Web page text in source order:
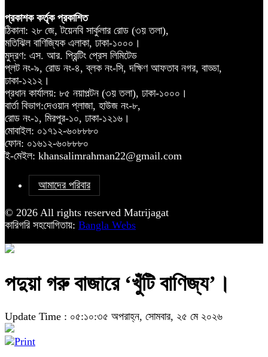
প্রকাশক কর্তৃক প্রকাশিত
ঠিকানা: ২৮ জে, টয়েনবি সার্কুলার রোড (৩য় তলা),
মতিঝিল বাণিজ্যিক এলাকা, ঢাকা-১০০০।
মুদ্রণ: এস. আর. প্রিন্টিং প্রেস লিমিটেড
প্লট নং-৯, রোড নং-৪, ব্লক নং-সি, দক্ষিণ আফতাব নগর, বাড্ডা,
ঢাকা-১২১২।
প্রধান কার্যালয়: ৮৫ নয়াপল্টন (৩য় তলা), ঢাকা-১০০০।
বার্তা বিভাগ:দেওয়ান প্লাজা, হাউজ নং-৮,
রোড নং-১, মিরপুর-১০, ঢাকা-১২১৬।
মোবাইল: ০১৭১২-৬০৮৮৮০
ফোন: ০১৬১২-৬০৮৮৮০
ই-মেইল: khansalimrahman22@gmail.com
আমাদের পরিবার
© 2026 All rights reserved Matrijagat
কারিগরি সহযোগিতায়: Bangla Webs
পদুয়া গরু বাজারে ‘খুঁটি বাণিজ্য’।
Update Time : ০৫:১০:৩৫ অপরাহ্ন, সোমবার, ২৫ মে ২০২৬